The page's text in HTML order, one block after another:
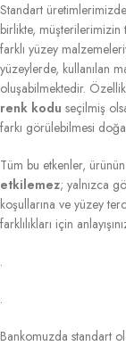
Standart üretimlerimizde
birlikte,
farklı yüzey
yüzeylerde, kullanılan
oluşabilmektedir.
renk kodu seçilmiş
farkı görülebilmesi
Tüm bu etkenler, ürünün
etkilemez; yalnızca
koşullarına ve yüzey
farklılıkları için
.
.
Bankomuzda standart